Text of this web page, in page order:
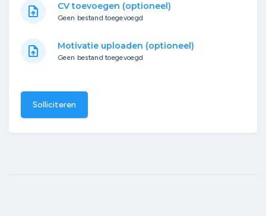
upload_file CV toevoegen (optioneel)
Geen bestand toegevoegd
upload_file Motivatie uploaden (optioneel)
Geen bestand toegevoegd
Solliciteren